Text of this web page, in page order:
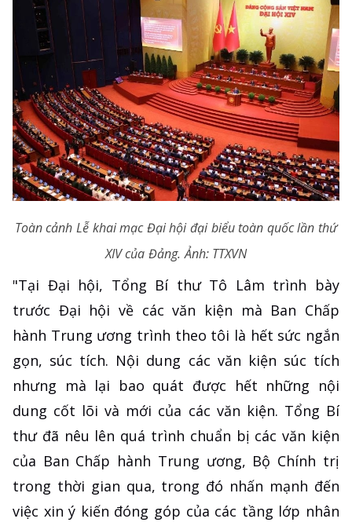
Toàn cảnh Lễ khai mạc Đại hội đại biểu toàn quốc lần thứ
XIV của Đảng. Ảnh: TTXVN
"Tại Đại hội, Tổng Bí thư Tô Lâm trình bày
trước Đại hội về các văn kiện mà Ban Chấp
hành Trung ương trình theo tôi là hết sức ngắn
gọn, súc tích. Nội dung các văn kiện súc tích
nhưng mà lại bao quát được hết những nội
dung cốt lõi và mới của các văn kiện. Tổng Bí
thư đã nêu lên quá trình chuẩn bị các văn kiện
của Ban Chấp hành Trung ương, Bộ Chính trị
trong thời gian qua, trong đó nhấn mạnh đến
việc xin ý kiến đóng góp của các tầng lớp nhân